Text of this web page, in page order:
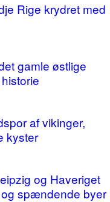
Rige krydret med
gamle østlige
af vikinger,
kyster
og Haveriget
spændende byer